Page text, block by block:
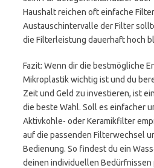
Haushalt reichen oft einfache
Austauschintervalle der Filter
die Filterleistung dauerhaft hoch
Fazit: Wenn dir die bestmögliche
Mikroplastik wichtig ist und du
Zeit und Geld zu investieren, ist
die beste Wahl. Soll es einfacher
Aktivkohle- oder Keramikfilter
auf die passenden Filterwechsel
Bedienung. So findest du ein
deinen individuellen Bedürfnissen